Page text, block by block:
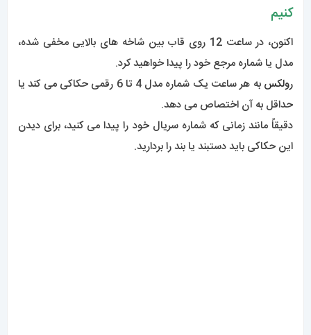
اگر ندانید به چه چیزی نگاه می کنید، این حکاکی می تواند کمی گیج